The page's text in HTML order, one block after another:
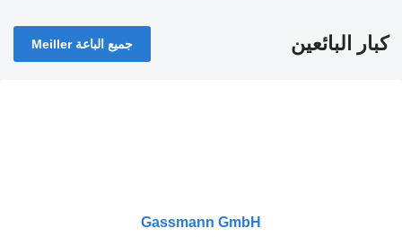
كبار البائعين جميع الباعة Meiller
Gassmann GmbH